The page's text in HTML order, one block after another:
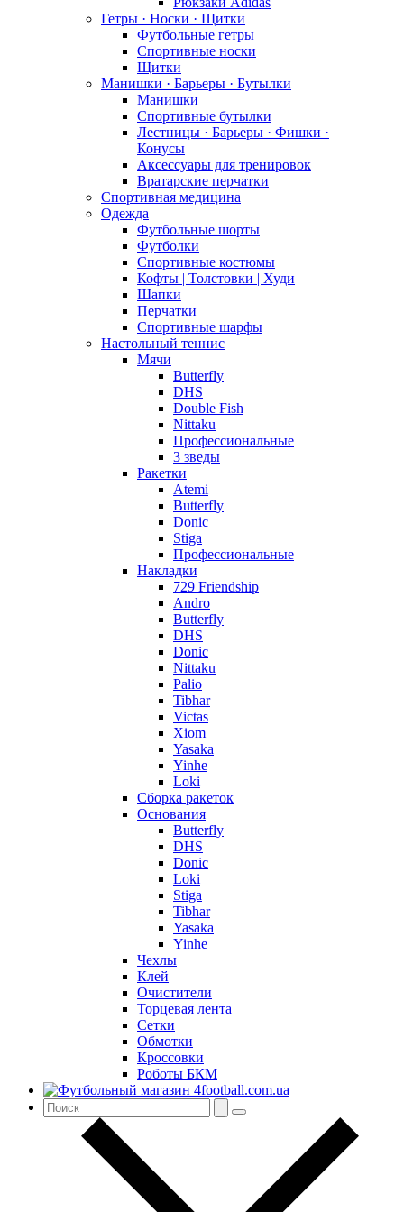
Гетры · Носки · Щитки
Футбольные гетры
Спортивные носки
Щитки
Манишки · Барьеры · Бутылки
Манишки
Спортивные бутылки
Лестницы · Барьеры · Фишки ·
Конусы
Аксессуары для тренировок
Вратарские перчатки
Спортивная медицина
Одежда
Футбольные шорты
Футболки
Спортивные костюмы
Кофты | Толстовки | Худи
Шапки
Перчатки
Спортивные шарфы
Настольный теннис
Мячи
Butterfly
DHS
Double Fish
Nittaku
Профессиональные
3 зведы
Ракетки
Atemi
Butterfly
Donic
Stiga
Профессиональные
Накладки
729 Friendship
Andro
Butterfly
DHS
Donic
Nittaku
Palio
Tibhar
Victas
Xiom
Yasaka
Yinhe
Loki
Сборка ракеток
Основания
Butterfly
DHS
Donic
Loki
Stiga
Tibhar
Yasaka
Yinhe
Чехлы
Клей
Очистители
Торцевая лента
Сетки
Обмотки
Кроссовки
Роботы БКМ